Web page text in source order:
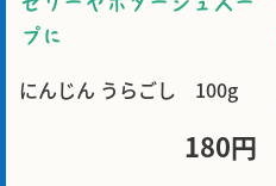
にんじん うらごし 100g
プに
180円